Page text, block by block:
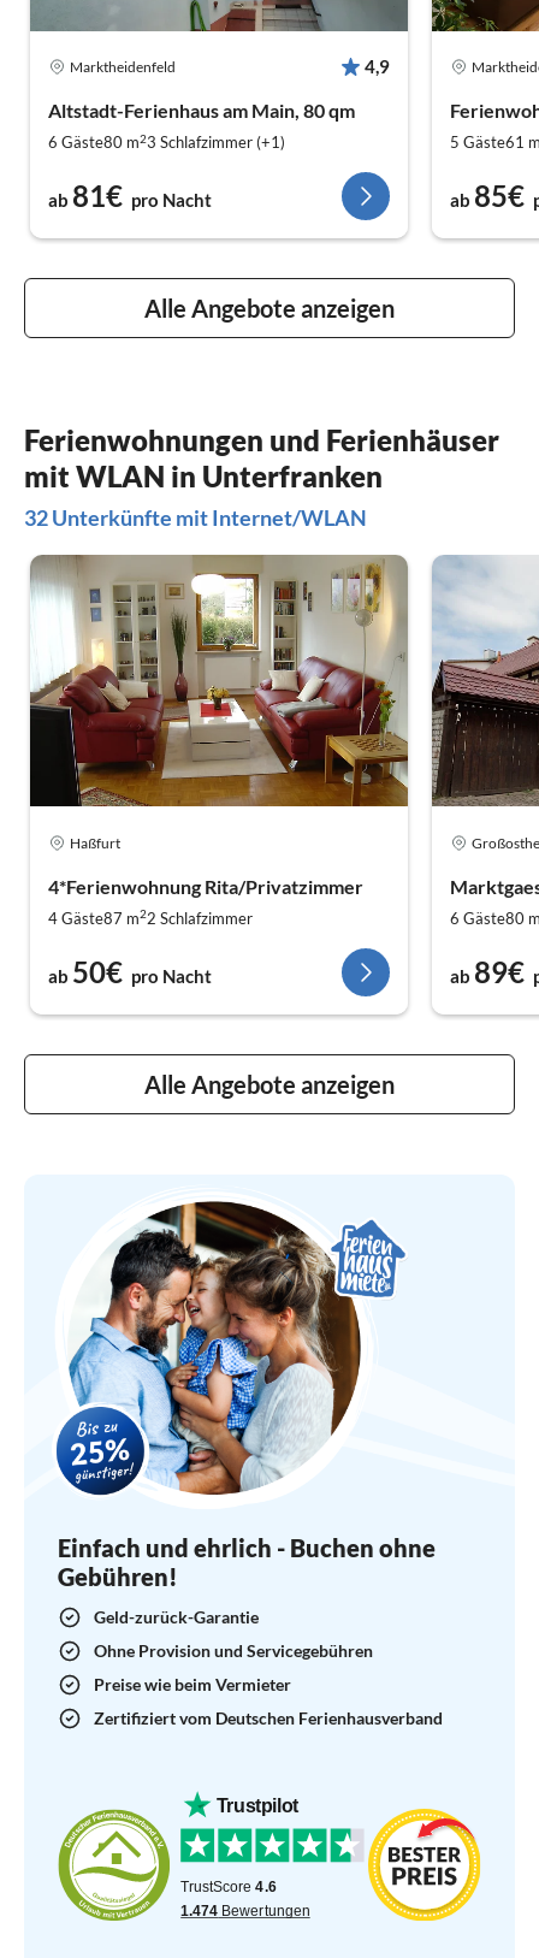
Marktheidenfeld 4,9
Altstadt-Ferienhaus am Main, 80 qm
6 Gäste80 m23 Schlafzimmer (+1)
ab 81€ pro Nacht
5 Gäste61
ab 85€
Alle Angebote anzeigen
Ferienwohnungen und Ferienhäuser
mit WLAN in Unterfranken
32 Unterkünfte mit Internet/WLAN
Haßfurt
4*Ferienwohnung Rita/Privatzimmer
4 Gäste87 m22 Schlafzimmer
ab 50€ pro Nacht
6 Gäste80
ab 89€
Alle Angebote anzeigen
Einfach und ehrlich - Buchen ohne
Gebühren!
Geld-zurück-Garantie
Ohne Provision und Servicegebühren
Preise wie beim Vermieter
Zertifiziert vom Deutschen Ferienhausverband